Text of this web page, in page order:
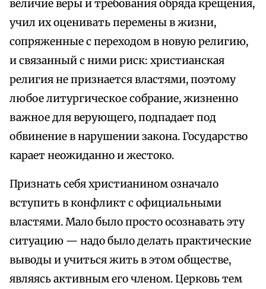
величие веры и требования обряда крещения,
учил их оценивать перемены в жизни,
сопряженные с переходом в новую религию,
и связанный с ними риск: христианская
религия не признается властями, поэтому
любое литургическое собрание, жизненно
важное для верующего, подпадает под
обвинение в нарушении закона. Государство
карает неожиданно и жестоко.
Признать себя христианином означало
вступить в конфликт с официальными
властями. Мало было просто осознавать эту
ситуацию — надо было делать практические
выводы и учиться жить в этом обществе,
являясь активным его членом. Церковь тем